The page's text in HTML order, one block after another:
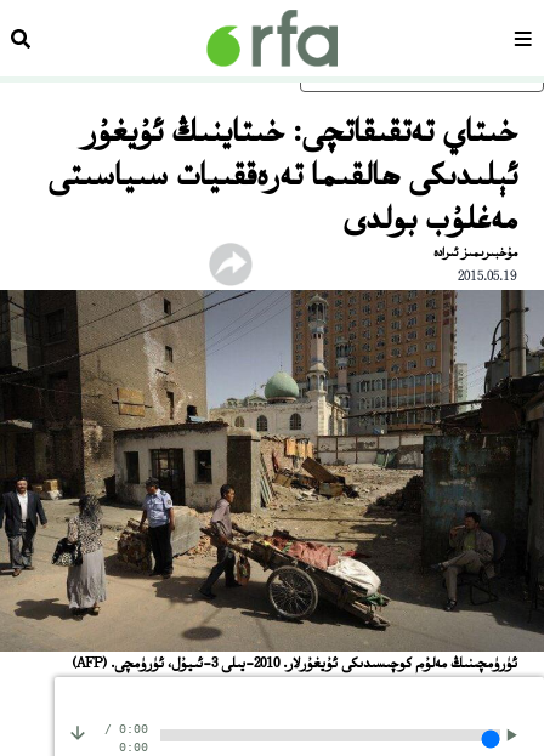
ئاساسلىق مەزمۇنغا ئاتلاڭسەھىپە
خىتاي تەتقىقاتچى: خىتاينىڭ ئۇيغۇر
ئېلىدىكى ھالقىما تەرەققىيات سىياسىتى
مەغلۇب بولدى
مۇخبىرىمىز ئىرادە
2015.05.19
ئۈرۈمچىنىڭ مەلۇم كوچىسىدىكى ئۇيغۇرلار. 2010-يىلى 3-ئىيۇل، ئۈرۈمچى. (AFP)
0:00
/
0:00